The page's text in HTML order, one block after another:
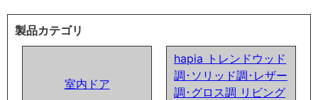
製品カテゴリ
室内ドア
hapia トレンドウッド
調･ソリッド調･レザー
調･グロス調 リビング